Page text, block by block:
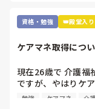
あと、元美容師ア
とか興味あります
資格・勉強 👑殿堂入り
ケアマネ取得につ
現在26歳で 介護福
ですが、やはりケ
費用も時間もかか
勉強 ケアマネ 介